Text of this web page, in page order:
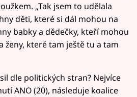
„Tak jsem to udělala
děti, které si dál mohou na
babky a dědečky, kteří mohou
ženy, které tam ještě tu a tam
dle politických stran? Nejvíce
ANO (20), následuje koalice